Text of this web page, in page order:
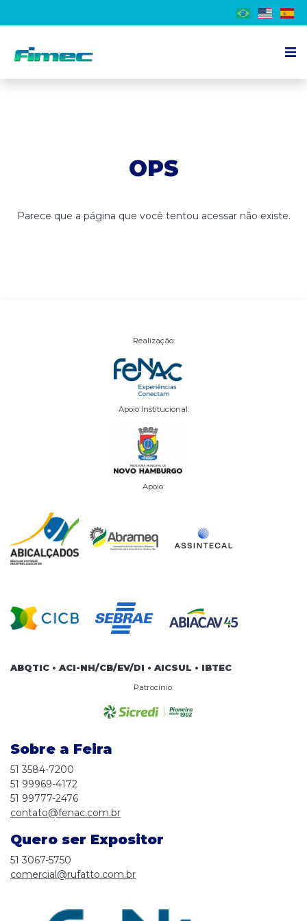
Contato
OPS
Parece que a página que você tentou acessar não existe.
Realização:
Apoio Institucional:
Apoio:
ABQTIC • ACI-NH/CB/EV/DI • AICSUL • IBTEC
Patrocínio:
Sobre a Feira
51 3584-7200
51 99969-4172
51 99777-2476
contato@fenac.com.br
Quero ser Expositor
51 3067-5750
comercial@rufatto.com.br